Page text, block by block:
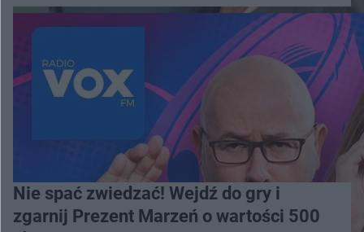
Nie spać zwiedzać! Wejdź do gry i
zgarnij Prezent Marzeń o wartości 500